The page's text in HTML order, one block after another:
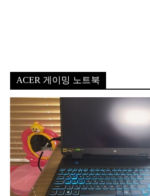
ACER 게이밍 노트북